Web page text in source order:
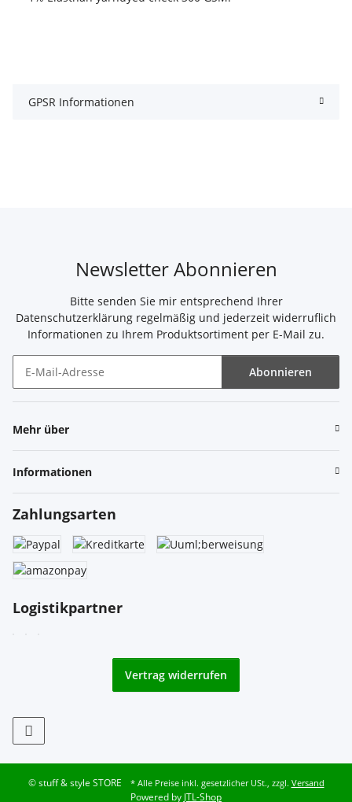
GPSR Informationen
Newsletter Abonnieren
Bitte senden Sie mir entsprechend Ihrer
Datenschutzerklärung regelmäßig und jederzeit widerruflich
Informationen zu Ihrem Produktsortiment per E-Mail zu.
Abonnieren
Mehr über
Informationen
Zahlungsarten
Logistikpartner
Vertrag widerrufen
© stuff & style STORE * Alle Preise inkl. gesetzlicher USt., zzgl. Versand
Powered by JTL-Shop